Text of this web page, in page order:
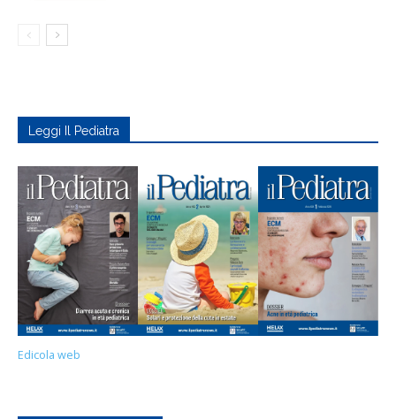
Leggi Il Pediatra
Edicola web